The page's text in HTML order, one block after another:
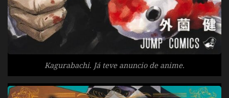
Kagurabachi. Já teve anuncio de anime.